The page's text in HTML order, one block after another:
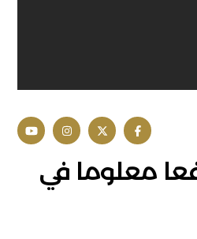
معلوما في